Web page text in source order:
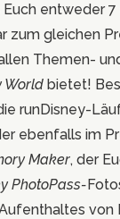
entweder
zum gleichen
Themen-
Worldbietet!
runDisney-
ebenfalls im
Maker, der
PhotoPass-
von